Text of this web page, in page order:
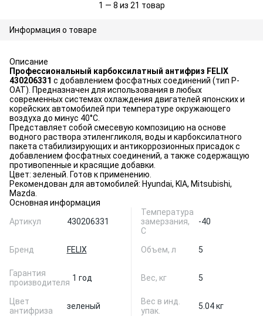
1 — 8 из 21 товар
Информация о товаре
Описание
Профессиональный карбоксилатный антифриз FELIX
430206331 с добавлением фосфатных соединений (тип P-
OAT). Предназначен для использования в любых
современных системах охлаждения двигателей японских и
корейских автомобилей при температуре окружающего
воздуха до минус 40°С.
Представляет собой смесевую композицию на основе
водного раствора этиленгликоля, воды и карбоксилатного
пакета стабилизирующих и антикоррозионных присадок с
добавлением фосфатных соединений, а также содержащую
противопенные и красящие добавки.
Цвет: зеленый. Готов к применению.
Рекомендован для автомобилей: Hyundai, KIA, Mitsubishi,
Mazda.
Основная информация
Артикул
430206331
Бренд FELIX
Гарантия
производителя 1 год
Цвет
антифриза
зеленый
Температура
замерзания,
С
-40
Объем, л 5
Вес, кг 5
Вес в инд.
упак.
5.04 кг